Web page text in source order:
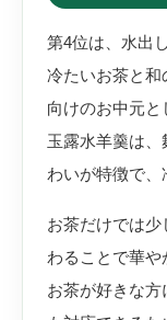
第4位は、水出
冷たいお茶と和
向けのお中元と
玉露水羊羹は
わいが特徴で、
お茶だけでは
わることで華や
お茶が好きな